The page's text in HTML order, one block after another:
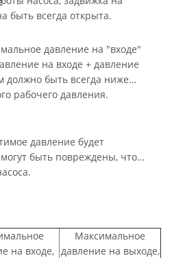
быть всегда открыта.
давление на "входе"
на входе + давление
должно быть всегда ниже
рабочего давления.
давление будет
быть повреждены, что
на входе,
Максимальное
давление на выходе,